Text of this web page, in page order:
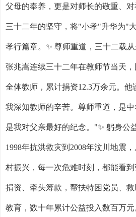
父母的奉养，更是对师长的敬重、
三十二年的坚守，将"小孝"升华为"
孝行篇章。 ✨ 尊师重道，三十二载
张兆嵩连续三十二年在教师节当天
全体教师，累计捐资12.3万余元。他
我深知教师的辛苦。尊师重道，是
是我对父亲最好的纪念。 "✨ 躬身公
1998年抗洪救灾到 2008年汶川地震，
村振兴，每一次危难时刻，都能看
捐资、牵头筹款，帮扶特困党员、
教育，数十年累计公益投入数百万